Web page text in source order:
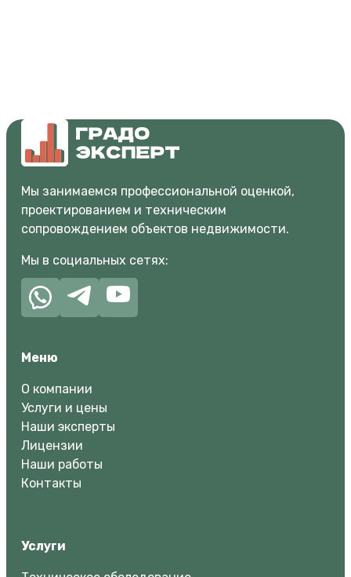
Мы занимаемся профессиональной оценкой,
проектированием и техническим
сопровождением объектов недвижимости.
Мы в социальных сетях:
Меню
О компании
Услуги и цены
Наши эксперты
Лицензии
Наши работы
Контакты
Услуги